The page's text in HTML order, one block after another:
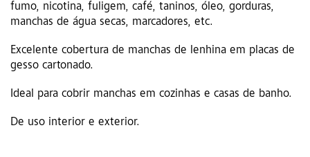
fumo, nicotina, fuligem, café, taninos, óleo, gorduras,
manchas de água secas, marcadores, etc.
Excelente cobertura de manchas de lenhina em placas de
gesso cartonado.
Ideal para cobrir manchas em cozinhas e casas de banho.
De uso interior e exterior.